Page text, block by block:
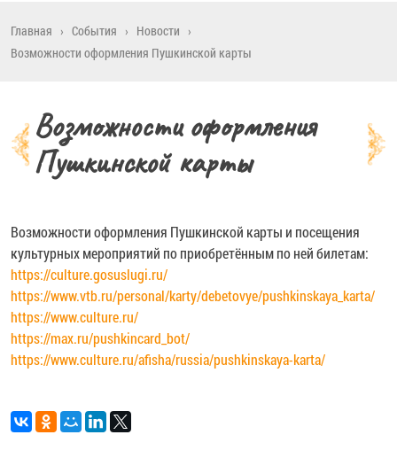
Главная › События › Новости ›
Возможности оформления Пушкинской карты
Возможности оформления
Пушкинской карты
Возможности оформления Пушкинской карты и посещения
культурных мероприятий по приобретённым по ней билетам:
https://culture.gosuslugi.ru/
https://www.vtb.ru/personal/karty/debetovye/pushkinskaya_karta/
https://www.culture.ru/
https://max.ru/pushkincard_bot/
https://www.culture.ru/afisha/russia/pushkinskaya-karta/